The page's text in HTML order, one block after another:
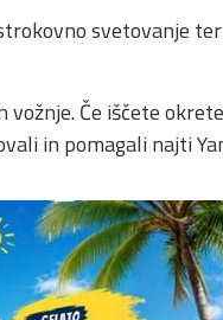
svetovanje
Če iščete
in pomagali najti